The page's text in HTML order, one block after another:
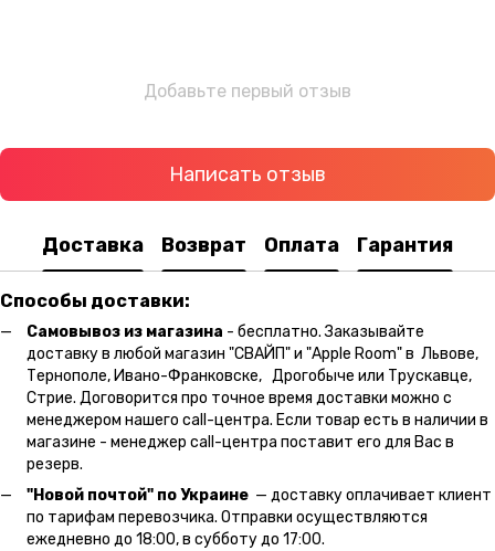
Добавьте первый отзыв
Написать отзыв
Доставка Возврат Оплата Гарантия
Способы доставки:
Самовывоз из магазина - бесплатно. Заказывайте
доставку в любой магазин "СВАЙП" и "Apple Room" в Львове,
Тернополе, Ивано-Франковске, Дрогобыче или Трускавце,
Стрие. Договорится про точное время доставки можно с
менеджером нашего call-центра. Если товар есть в наличии в
магазине - менеджер call-центра поставит его для Вас в
резерв.
"Новой почтой" по Украине — доставку оплачивает клиент
по тарифам перевозчика. Отправки осуществляются
ежедневно до 18:00, в субботу до 17:00.